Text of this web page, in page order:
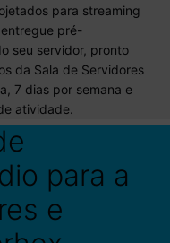
para streaming
pré-
seu servidor, pronto
da Sala de Servidores
7 dias por semana e
atividade.
para a
e